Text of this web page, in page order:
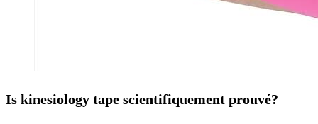
Is kinesiology tape scientifiquement prouvé?